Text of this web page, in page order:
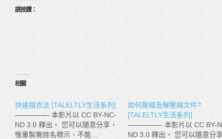
請按讚：
相關
快速摺衣法 [TALELTLY生活系列]
————— 本影片以 CC BY-NC-
ND 3.0 釋出。 您可以隨意分享，
惟重製需姓名標示、不能…
如何壓縮及解壓縮文件?
[TALELTLY生活系列]
————— 本影片以 CC BY-
ND 3.0 釋出。 您可以隨意分